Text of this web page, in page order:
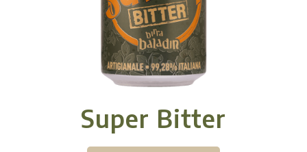
Super Bitter